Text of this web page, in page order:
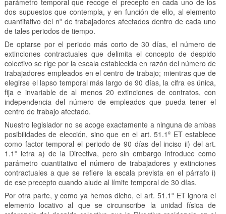
parámetro temporal que recoge el precepto en cada uno de los
dos supuestos que contempla, y en función de ello, al elemento
cuantitativo del nº de trabajadores afectados dentro de cada uno
de tales periodos de tiempo.
De optarse por el periodo más corto de 30 días, el número de
extinciones contractuales que delimita el concepto de despido
colectivo se rige por la escala establecida en razón del número de
trabajadores empleados en el centro de trabajo; mientras que de
elegirse el lapso temporal más largo de 90 días, la cifra es única,
fija e invariable de al menos 20 extinciones de contratos, con
independencia del número de empleados que pueda tener el
centro de trabajo afectado.
Nuestro legislador no se acoge exactamente a ninguna de ambas
posibilidades de elección, sino que en el art. 51.1º ET establece
como factor temporal el periodo de 90 días del inciso ii) del art.
1.1º letra a) de la Directiva, pero sin embargo introduce como
parámetro cuantitativo el número de trabajadores y extinciones
contractuales a que se refiere la escala prevista en el párrafo i)
de ese precepto cuando alude al límite temporal de 30 días.
Por otra parte, y como ya hemos dicho, el art. 51.1º ET ignora el
elemento locativo al que se circunscribe la unidad física de